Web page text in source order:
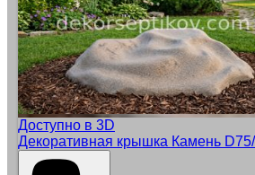
Доступно в 3D
Декоративная крышка Камень